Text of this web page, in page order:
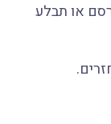
או תבלע